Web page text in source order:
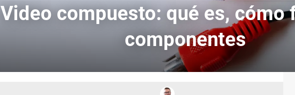
Video compuesto: qué es, cómo
componentes